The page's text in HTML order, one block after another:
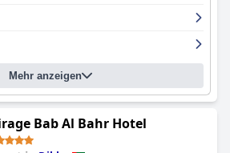
für seine Sauberkeit, Ruhe und
als komfortabel und gut geeignet
auch für Geschäftsaufenthalte
schöne Aussicht, besonders auf die
wie guter Schallschutz und praktische
das Gästeerlebnis. Einige
Aufmerksamkeit, wie z. B. veraltete
Probleme mit dem Housekeeping.
Mehr anzeigen
Bab Al Bahr Hotel